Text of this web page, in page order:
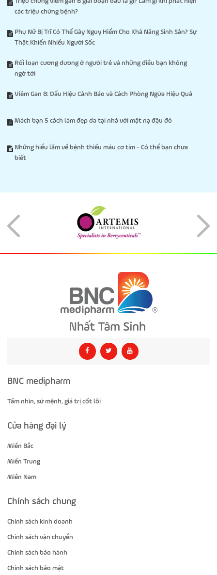
các triệu chứng bệnh?
Phụ Nữ Bị Trĩ Có Thể Gây Nguy Hiểm Cho Khả Năng Sinh Sản? Sự
Thật Khiến Nhiều Người Sốc
Rối loạn cương dương ở người trẻ và những điều bạn không
ngờ tới
Viêm Gan B: Dấu Hiệu Cảnh Báo và Cách Phòng Ngừa Hiệu Quả
Mách bạn 5 cách làm đẹp da tại nhà với mặt nạ đậu đỏ
Những hiểu lầm về bệnh thiếu máu cơ tim - Có thể bạn chưa
biết
BNC medipharm
Tầm nhìn, sứ mệnh, giá trị cốt lõi
Cửa hàng đại lý
Miền Bắc
Miền Trung
Miền Nam
Chính sách chung
Chính sách kinh doanh
Chính sách vận chuyển
Chính sách bảo hành
Chính sách bảo mật